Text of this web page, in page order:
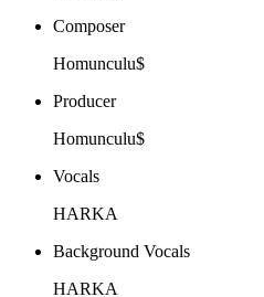
Composer
Homunculu$
Producer
Homunculu$
Vocals
HARKA
Background Vocals
HARKA